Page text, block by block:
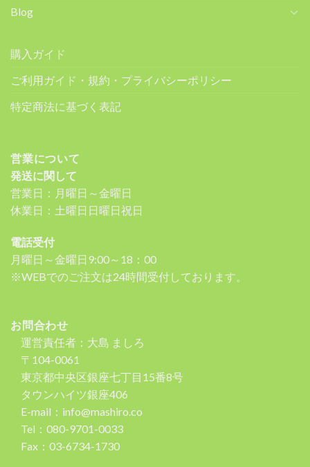
Blog
購入ガイド
ご利用ガイド・規約・プライバシーポリシー
特定商法に基づく表記
営業について
発送に関して
営業日：月曜日～金曜日
休業日：土曜日日曜日祝日
電話受付
月曜日～金曜日9:00～18：00
※WEBでのご注文は24時間受付しております。
お問合わせ
運営責任者：大島 ましろ
〒104-0061
東京都中央区銀座七丁目15番8号
タウンハイツ銀座406
E-mail：info@mashiro.co
Tel：080-9701-0033
Fax：03-6734-1730